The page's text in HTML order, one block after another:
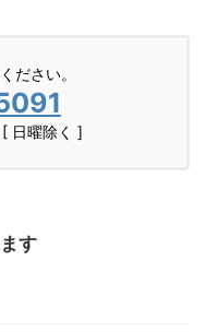
ださい。
日曜除く ]
す